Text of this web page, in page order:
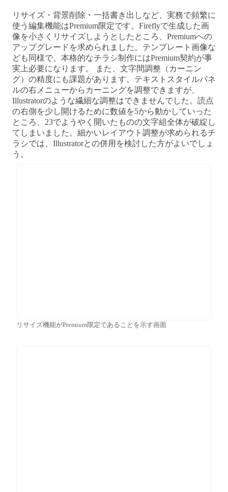
リサイズ・背景削除・一括書き出しなど、実務で頻繁に
使う編集機能はPremium限定です。Fireflyで生成した画
像を小さくリサイズしようとしたところ、Premiumへの
アップグレードを求められました。テンプレート画像な
ども同様で、本格的なチラシ制作にはPremium契約が事
実上必要になります。 また、文字間調整（カーニン
グ）の精度にも課題があります。テキストスタイルパネ
ルの右メニューからカーニングを調整できますが、
Illustratorのような繊細な調整はできませんでした。読点
の右側を少し開けるために数値を5から動かしていった
ところ、23でようやく開いたものの文字組全体が破綻し
てしまいました。細かいレイアウト調整が求められるチ
ラシでは、Illustratorとの併用を検討した方がよいでしょ
う。
リサイズ機能がPremium限定であることを示す画面